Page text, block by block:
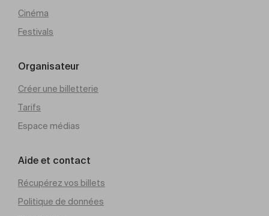
Cinéma
Festivals
Organisateur
Créer une billetterie
Tarifs
Espace médias
Aide et contact
Récupérez vos billets
Politique de données